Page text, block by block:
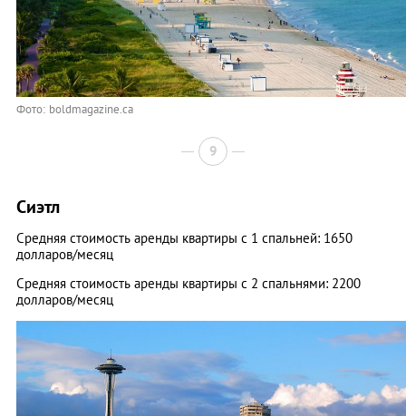
Фото: boldmagazine.ca
9
Сиэтл
Средняя стоимость аренды квартиры с 1 спальней: 1650
долларов/месяц
Средняя стоимость аренды квартиры с 2 спальнями: 2200
долларов/месяц